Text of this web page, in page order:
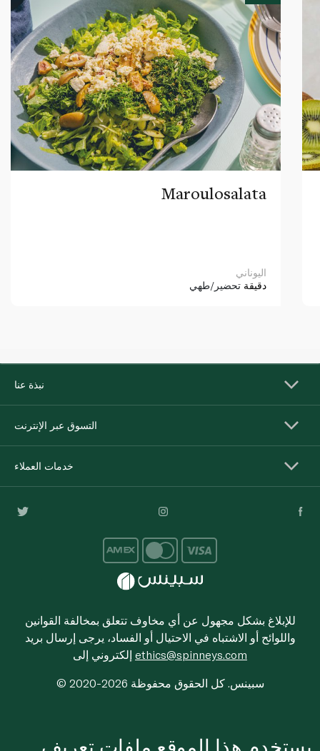
Maroulosalata
اليوناني
دقيقة تحضير/طهي
نبذة عنا
التسوق عبر الإنترنت
خدمات العملاء
للإبلاغ بشكل مجهول عن أي مخاوف تتعلق بمخالفة القوانين
واللوائح أو الاشتباه في الاحتيال أو الفساد، يرجى إرسال بريد
ethics@spinneys.com
© 2020-2026 سبينس. كل الحقوق محفوظة
يستخدم هذا الموقع ملفات تعريف